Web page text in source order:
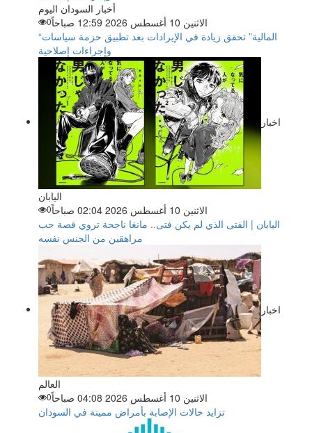
أخبار السودان اليوم
الاثنين 10 أغسطس 2026 12:59 صباحاً
0
“المالية” تحقق زيادة في الإيرادات بعد تطبيق حزمة سياسات
وإجراءات إصلاحية
اخبار
اليابان
الاثنين 10 أغسطس 2026 02:04 صباحاً
0
اليابان | الفتى الذي لم يكن فتى.. مانغا ناجحة تروي قصة حب
مراهقين من الجنس نفسه
اخبار
العالم
الاثنين 10 أغسطس 2026 04:08 صباحاً
0
تزايد حالات الإصابة بأمراض مميتة في السودان